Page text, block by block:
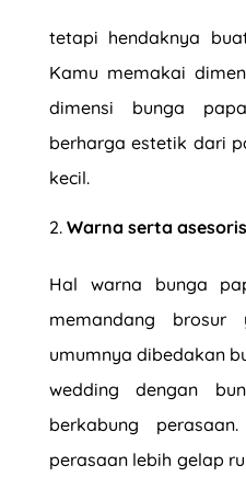
tetapi hendaknya
Kamu memakai
dimensi bunga
berharga estetik dari
kecil.
Warna serta asesoris
Hal warna bunga
memandang
umumnya dibedakan
wedding dengan
berkabung
perasaan lebih gelap